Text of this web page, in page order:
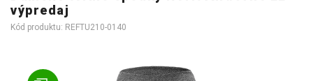
výpredaj
Kód produktu: REFTU210-0140